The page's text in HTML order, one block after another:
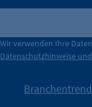
mit Haltung.
Die Unternehmer
der Berliner
Durch ihre
Wir verwenden Ihre
Datenschutzhinweise